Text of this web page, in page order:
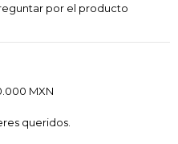
por el producto
MXN
queridos.